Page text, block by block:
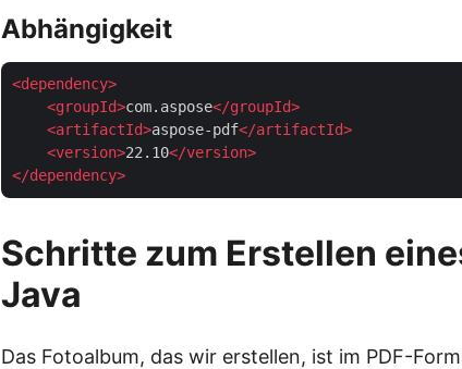
Abhängigkeit
<dependency>
<groupId>com.aspose</groupId>
<artifactId>aspose-pdf</artifactId>
<version>22.10</version>
</dependency>
Schritte zum Erstellen
Java
Das Fotoalbum, das wir erstellen, ist im PDF-